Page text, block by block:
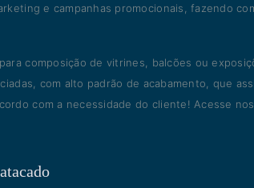
e campanhas promocionais, fazendo
composição de vitrines, balcões ou
com alto padrão de acabamento, que
com a necessidade do cliente! Acesse